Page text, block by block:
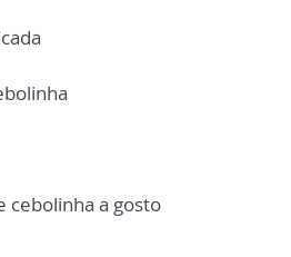
cebolinha a gosto